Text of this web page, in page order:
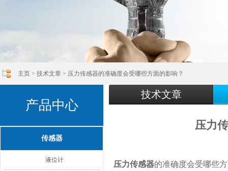
主页 > 技术文章 > 压力传感器的准确度会受哪些方面的影响？
产品中心
传感器
液位计
技术文章
压力
压力传感器的准确度会受哪些